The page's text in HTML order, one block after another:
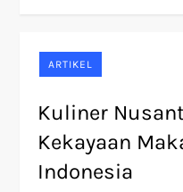
ARTIKEL
Kuliner
Kekayaan
Indonesia